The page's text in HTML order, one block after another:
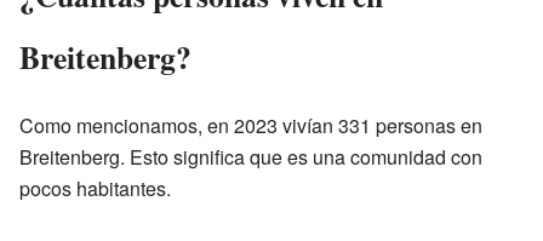
Breitenberg?
Como mencionamos, en 2023 vivían 331 personas en
Breitenberg. Esto significa que es una comunidad con
pocos habitantes.